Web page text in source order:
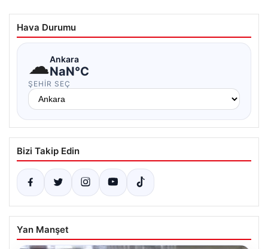
Hava Durumu
☁Ankara
NaN°C
ŞEHIR SEÇ
Bizi Takip Edin
Yan Manşet